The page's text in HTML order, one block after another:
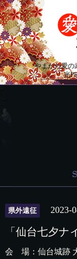
やまがた愛の
光
県外遠征 2023-
「仙台七夕ナ
会 場：仙台城跡